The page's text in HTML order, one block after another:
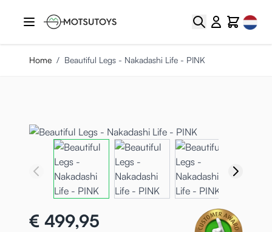
Zoek
CartSelect
Home / Beautiful Legs - Nakadashi Life - PINK
€ 499,95